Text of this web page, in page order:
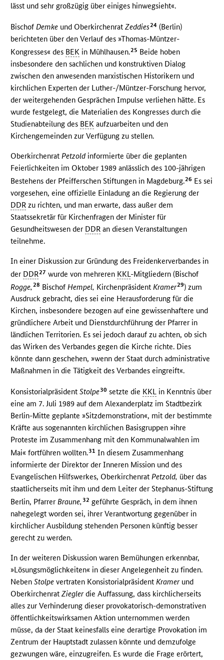
lässt und sehr großzügig über einiges hinwegsieht«.
BischofDemke und OberkirchenratZeddies24 (Berlin)
berichteten über den Verlauf des »Thomas-Müntzer-
Kongresses« des BEK in Mühlhausen.25 Beide hoben
insbesondere den sachlichen und konstruktiven Dialog
zwischen den anwesenden marxistischen Historikern und
kirchlichen Experten der Luther-/Müntzer-Forschung hervor,
der weitergehenden Gesprächen Impulse verliehen hätte. Es
wurde festgelegt, die Materialien des Kongresses durch die
Studienabteilung des BEK aufzuarbeiten und den
Kirchengemeinden zur Verfügung zu stellen.
OberkirchenratPetzold informierte über die geplanten
Feierlichkeiten im Oktober 1989 anlässlich des 100-jährigen
Bestehens der Pfeifferschen Stiftungen in Magdeburg.26 Es sei
vorgesehen, eine offizielle Einladung an die Regierung der
DDR zu richten, und man erwarte, dass außer dem
Staatssekretär für Kirchenfragen der Minister für
Gesundheitswesen der DDR an diesen Veranstaltungen
teilnehme.
In einer Diskussion zur Gründung des Freidenkerverbandes in
der DDR27 wurde von mehreren KKL -Mitgliedern (Bischof
Rogge, 28 Bischof Hempel, Kirchenpräsident Kramer29) zum
Ausdruck gebracht, dies sei eine Herausforderung für die
Kirchen, insbesondere bezogen auf eine gewissenhaftere und
gründlichere Arbeit und Dienstdurchführung der Pfarrer in
ländlichen Territorien. Es sei jedoch darauf zu achten, ob sich
das Wirken des Verbandes gegen die Kirche richte. Dies
könnte dann geschehen, »wenn der Staat durch administrative
Maßnahmen in die Tätigkeit des Verbandes eingreift«.
KonsistorialpräsidentStolpe30 setzte die KKL in Kenntnis über
eine am 7. Juli 1989 auf dem Alexanderplatz im Stadtbezirk
Berlin-Mitte geplante »Sitzdemonstration«, mit der bestimmte
Kräfte aus sogenannten kirchlichen Basisgruppen »ihre
Proteste im Zusammenhang mit den Kommunalwahlen im
Mai« fortführen wollten.31 In diesem Zusammenhang
informierte der Direktor der Inneren Mission und des
Evangelischen Hilfswerkes, OberkirchenratPetzold, über das
staatlicherseits mit ihm und dem Leiter der Stephanus-Stiftung
Berlin, PfarrerBraune,32 geführte Gespräch, in dem ihnen
nahegelegt worden sei, ihrer Verantwortung gegenüber in
kirchlicher Ausbildung stehenden Personen künftig besser
gerecht zu werden.
In der weiteren Diskussion waren Bemühungen erkennbar,
»Lösungsmöglichkeiten« in dieser Angelegenheit zu finden.
NebenStolpe vertraten KonsistorialpräsidentKramerund
OberkirchenratZieglerdie Auffassung, dass kirchlicherseits
alles zur Verhinderung dieser provokatorisch-demonstrativen
öffentlichkeitswirksamen Aktion unternommen werden
müsse, da der Staat keinesfalls eine derartige Provokation im
Zentrum der Hauptstadt zulassen könnte und demzufolge
gezwungen wäre, einzugreifen. Es wurde die Frage erörtert,